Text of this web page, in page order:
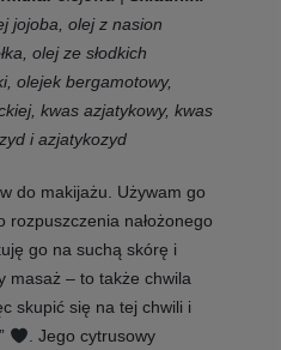
jojoba, olej z nasion
olej ze słodkich
olejek bergamotowy,
kwas azjatykowy, kwas
i azjatykozyd
do makijażu. Używam go
rozpuszczenia nałożonego
go na suchą skórę i
masaż – to także chwila
skupić się na tej chwili i
. Jego cytrusowy